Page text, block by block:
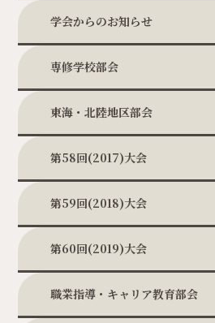
学会からのお知らせ
専修学校部会
東海・北陸地区部会
第58回(2017)大会
第59回(2018)大会
第60回(2019)大会
職業指導・キャリア教育部会